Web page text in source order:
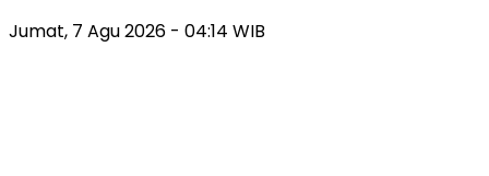
Jumat, 7 Agu 2026 - 04:14 WIB